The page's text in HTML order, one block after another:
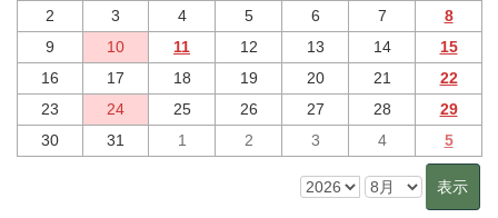
2
3 4 5 6 7
8
9
10 11 12 13 14
15
16
17 18 19 20 21
22
23
24 25 26 27 28
29
30
31 1 2 3 4 5